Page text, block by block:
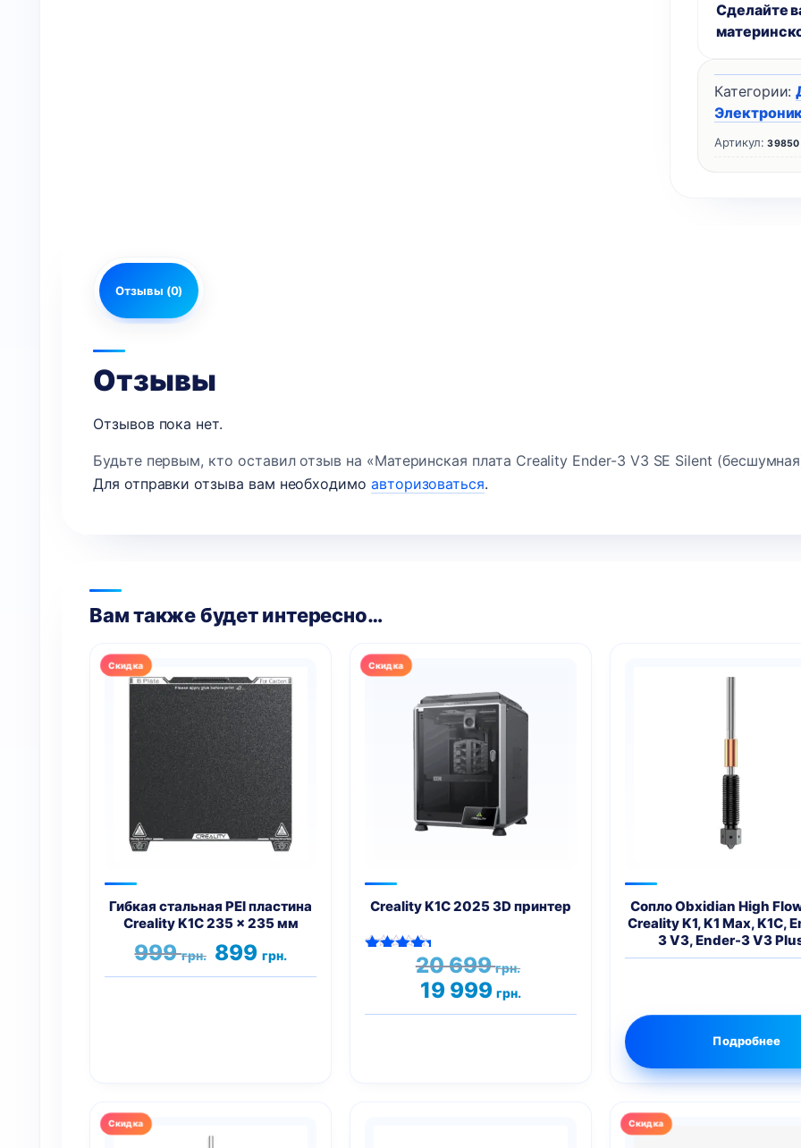
Сделайте
Артикул:39850
Категории:
Отзывы (0)
Отзывы
Отзывов пока нет.
Будьте первым, кто оставил отзыв на «Материнская плата Creality Ender-3 V3 SE Silent
Для отправки отзыва вам необходимо авторизоваться.
Вам также будет интересно…
Гибкая стальная PEI пластина
Creality K1C 235 x 235 мм
999грн. Первоначальная
цена
составляла
899 грн.
цена:
899 грн..
Creality K1C 2025 3D принтер
Оценка20 699грн.
Первоначальная
20
19 999грн.
цена:
19
Сопло Obxidian High
Creality K1, K1 Max, K1C,
3 V3, Ender-3 V3
Подробнее
Этот